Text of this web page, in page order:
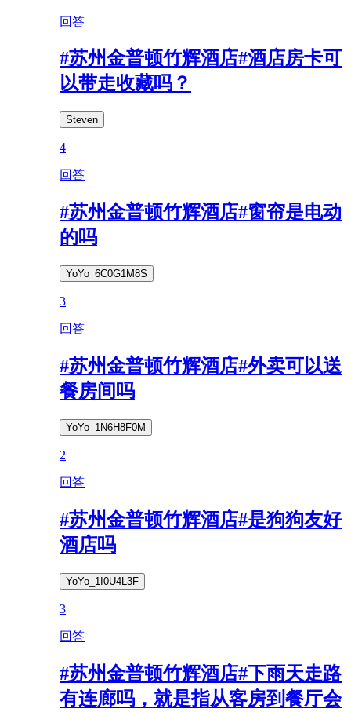
回答
#苏州金普顿竹辉酒店#酒店房卡可
以带走收藏吗？
Steven
4
回答
#苏州金普顿竹辉酒店#窗帘是电动
的吗
YoYo_6C0G1M8S
3
回答
#苏州金普顿竹辉酒店#外卖可以送
餐房间吗
YoYo_1N6H8F0M
2
回答
#苏州金普顿竹辉酒店#是狗狗友好
酒店吗
YoYo_1I0U4L3F
3
回答
#苏州金普顿竹辉酒店#下雨天走路
有连廊吗，就是指从客房到餐厅会